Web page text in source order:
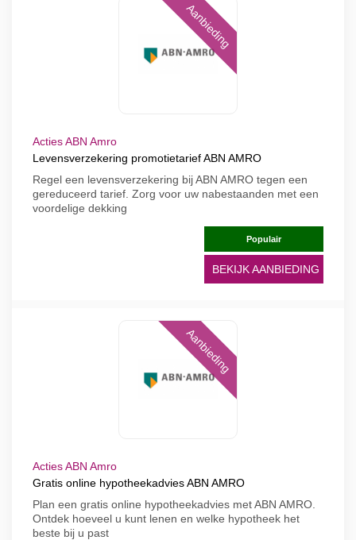
Aanbieding
Acties ABN Amro
Levensverzekering promotietarief ABN AMRO
Regel een levensverzekering bij ABN AMRO tegen een
gereduceerd tarief. Zorg voor uw nabestaanden met een
voordelige dekking
Populair
BEKIJK AANBIEDING
Aanbieding
Acties ABN Amro
Gratis online hypotheekadvies ABN AMRO
Plan een gratis online hypotheekadvies met ABN AMRO.
Ontdek hoeveel u kunt lenen en welke hypotheek het
beste bij u past